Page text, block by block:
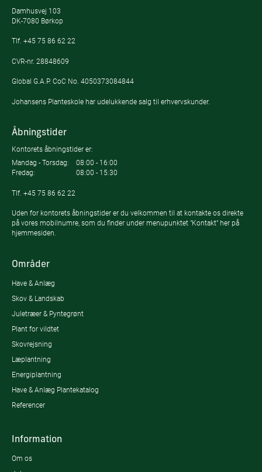
Damhusvej 103
DK-7080 Børkop
Tlf. +45 75 86 62 22
CVR-nr. 28848609
Global G.A.P. CoC No. 4050373084844
Johansens Planteskole har udelukkende salg til erhvervskunder.
Åbningstider
Kontorets åbningstider er:
Mandag - Torsdag:
08:00 - 16:00
Fredag:
08:00 - 15:30
Tlf. +45 75 86 62 22
Uden for kontorets åbningstider er du velkommen til at kontakte os direkte
på vores mobilnumre, som du finder under menupunktet "Kontakt" her på
hjemmesiden.
Områder
Have & Anlæg
Skov & Landskab
Juletræer & Pyntegrønt
Plant for vildtet
Skovrejsning
Læplantning
Energiplantning
Have & Anlæg Plantekatalog
Referencer
Information
Om os